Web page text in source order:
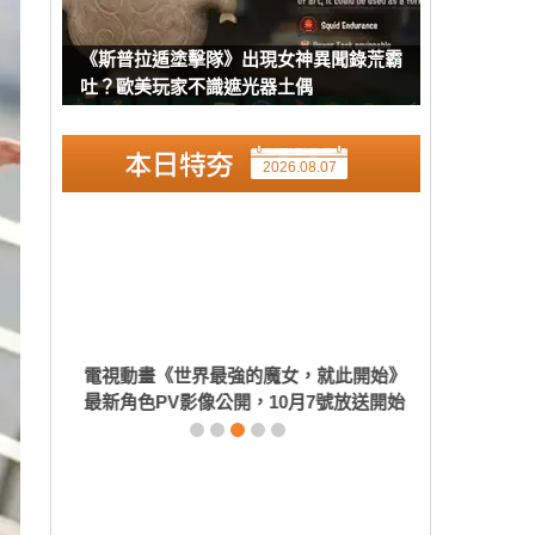
《斯普拉遁塗擊隊》出現女神異聞錄荒霸
吐？歐美玩家不識遮光器土偶
2026.08.07